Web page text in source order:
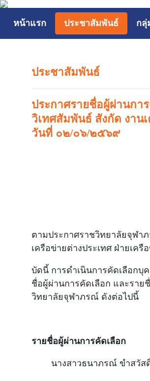
หน้าแรก ประชาสัมพันธ์ กลุ่
ประชาสัมพันธ์
ประกาศรายชื่อผู้ผ่านกา
วิเทศสัมพันธ์ สังกัด งาน
วันที่ ๐๒/๐๖/๒๕๖๙
ตามประกาศราชวิทยาลัยจุฬา
เครือข่ายต่างประเทศ ฝ่ายเ
บัดนี้ การดำเนินการคัดเลือกบุ
ชื่อผู้ผ่านการคัดเลือก และราย
วิทยาลัยจุฬาภรณ์ ดังต่อไปนี้
รายชื่อผู้ผ่านการคัดเลือก
นางสาวธนาภรณ์ ขำสวัส